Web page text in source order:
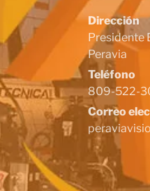
Dirección
Presidente
Peravia
Teléfono
809-522-
Correo